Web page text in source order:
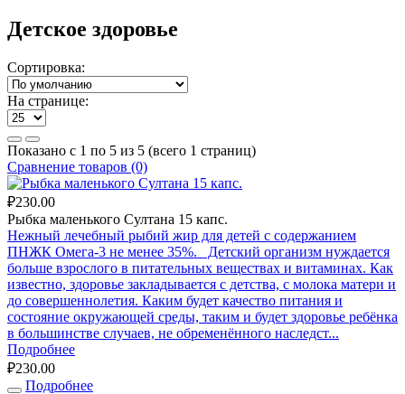
Детское здоровье
Сортировка:
На странице:
Показано с 1 по 5 из 5 (всего 1 страниц)
Сравнение товаров (0)
₽230.00
Рыбка маленького Султана 15 капс.
Нежный лечебный рыбий жир для детей с содержанием
ПНЖК Омега-3 не менее 35%. Детский организм нуждается
больше взрослого в питательных веществах и витаминах. Как
известно, здоровье закладывается с детства, с молока матери и
до совершеннолетия. Каким будет качество питания и
состояние окружающей среды, таким и будет здоровье ребёнка
в большинстве случаев, не обременённого наследст...
Подробнее
₽230.00
Подробнее